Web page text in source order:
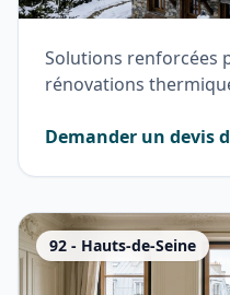
Solutions renforcées
rénovations
Demander un devis
92 - Hauts-de-Seine